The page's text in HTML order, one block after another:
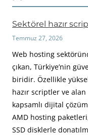
Sektörel hazır
Temmuz 27, 2026
Web hosting
çıkan, Türkiye’nin
biridir. Özellikle
hazır scriptler ve alan
kapsamlı dijital
AMD hosting
SSD disklerle